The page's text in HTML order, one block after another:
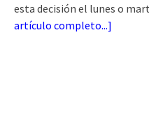
esta decisión el lunes o
artículo completo...]